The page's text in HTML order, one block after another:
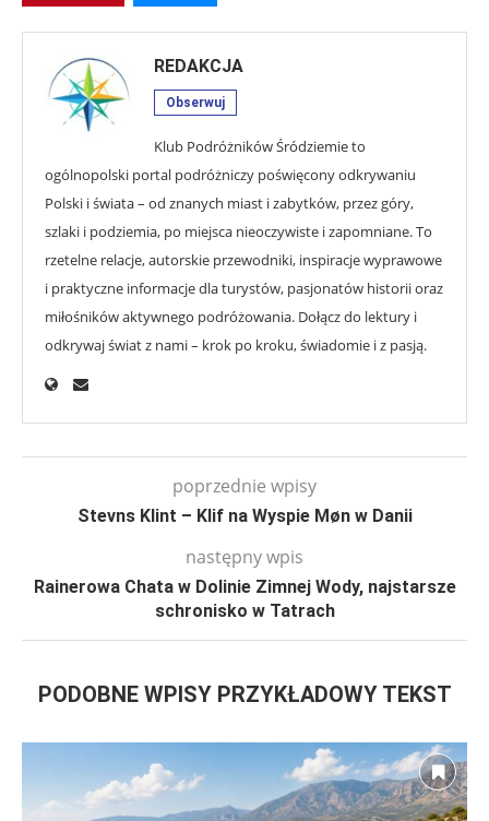
REDAKCJA
Obserwuj
Klub Podróżników Śródziemie to
ogólnopolski portal podróżniczy poświęcony odkrywaniu
Polski i świata – od znanych miast i zabytków, przez góry,
szlaki i podziemia, po miejsca nieoczywiste i zapomniane. To
rzetelne relacje, autorskie przewodniki, inspiracje wyprawowe
i praktyczne informacje dla turystów, pasjonatów historii oraz
miłośników aktywnego podróżowania. Dołącz do lektury i
odkrywaj świat z nami – krok po kroku, świadomie i z pasją.
poprzednie wpisy
Stevns Klint – Klif na Wyspie Møn w Danii
następny wpis
Rainerowa Chata w Dolinie Zimnej Wody, najstarsze
schronisko w Tatrach
PODOBNE WPISY PRZYKŁADOWY TEKST